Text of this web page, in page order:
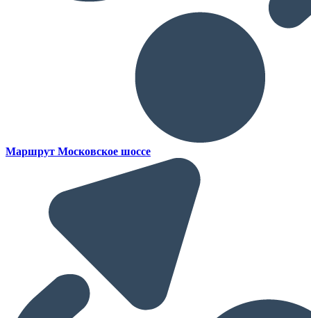
Маршрут Московское шоссе